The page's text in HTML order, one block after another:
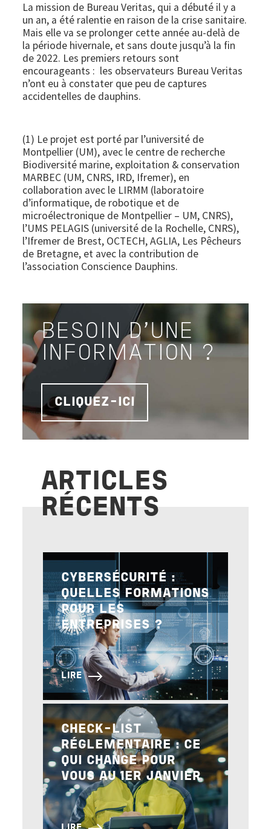
La mission de Bureau Veritas, qui a débuté il y a
un an, a été ralentie en raison de la crise sanitaire.
Mais elle va se prolonger cette année au-delà de
la période hivernale, et sans doute jusqu’à la fin
de 2022. Les premiers retours sont
encourageants : les observateurs Bureau Veritas
n’ont eu à constater que peu de captures
accidentelles de dauphins.
(1) Le projet est porté par l’université de
Montpellier (UM), avec le centre de recherche
Biodiversité marine, exploitation & conservation
MARBEC (UM, CNRS, IRD, Ifremer), en
collaboration avec le LIRMM (laboratoire
d’informatique, de robotique et de
microélectronique de Montpellier – UM, CNRS),
l’UMS PELAGIS (université de la Rochelle, CNRS),
l’Ifremer de Brest, OCTECH, AGLIA, Les Pêcheurs
de Bretagne, et avec la contribution de
l’association Conscience Dauphins.
BESOIN D'UNE
INFORMATION ?
CLIQUEZ-ICI
ARTICLES
RÉCENTS
Image
CYBERSÉCURITÉ :
QUELLES FORMATIONS
POUR LES
ENTREPRISES ?
LIRE
Image
CHECK-LIST
RÉGLEMENTAIRE : CE
QUI CHANGE POUR
VOUS AU 1ER JANVIER